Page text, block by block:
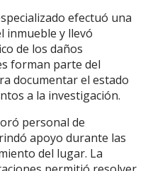
efectuó una
inmueble y llevó
de los daños
forman parte del
documentar el estado
a la investigación.
personal de
apoyo durante las
del lugar. La